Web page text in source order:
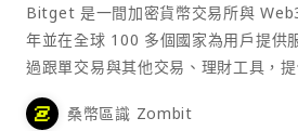
Bitget 是一間加密貨幣交易所與
年並在全球 100 多個國家為用戶提
過跟單交易與其他交易、理財工具，
桑幣區識 Zombit